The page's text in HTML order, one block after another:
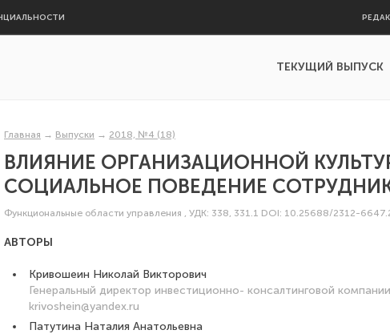
ТЕКУЩИЙ ВЫПУСК
Главная → Выпуски → 2018, №4 (18)
ВЛИЯНИЕ ОРГАНИЗАЦИОННОЙ
СОЦИАЛЬНОЕ ПОВЕДЕНИЕ
Функциональные области управления , УДК: 338, 331.1 DOI: 10.25688/2312-
АВТОРЫ
Кривошеин Николай Викторович
Генеральный директор инвестиционно- консалтинговой
krivoshein@yandex.ru
Патутина Наталия Анатольевна